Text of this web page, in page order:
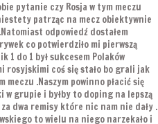
pytanie czy Rosja w tym meczu
patrząc na mecz obiektywnie
odpowiedź dostałem
co potwierdziło mi pierwszą
1 do 1 był sukcesem Polaków
rosyjskimi coś się stało bo grali jak
meczu .Naszym powinno płacić się
grupie i byłby to doping na lepszą
dwa remisy które nic nam nie dały .
to wielu na niego narzekało i